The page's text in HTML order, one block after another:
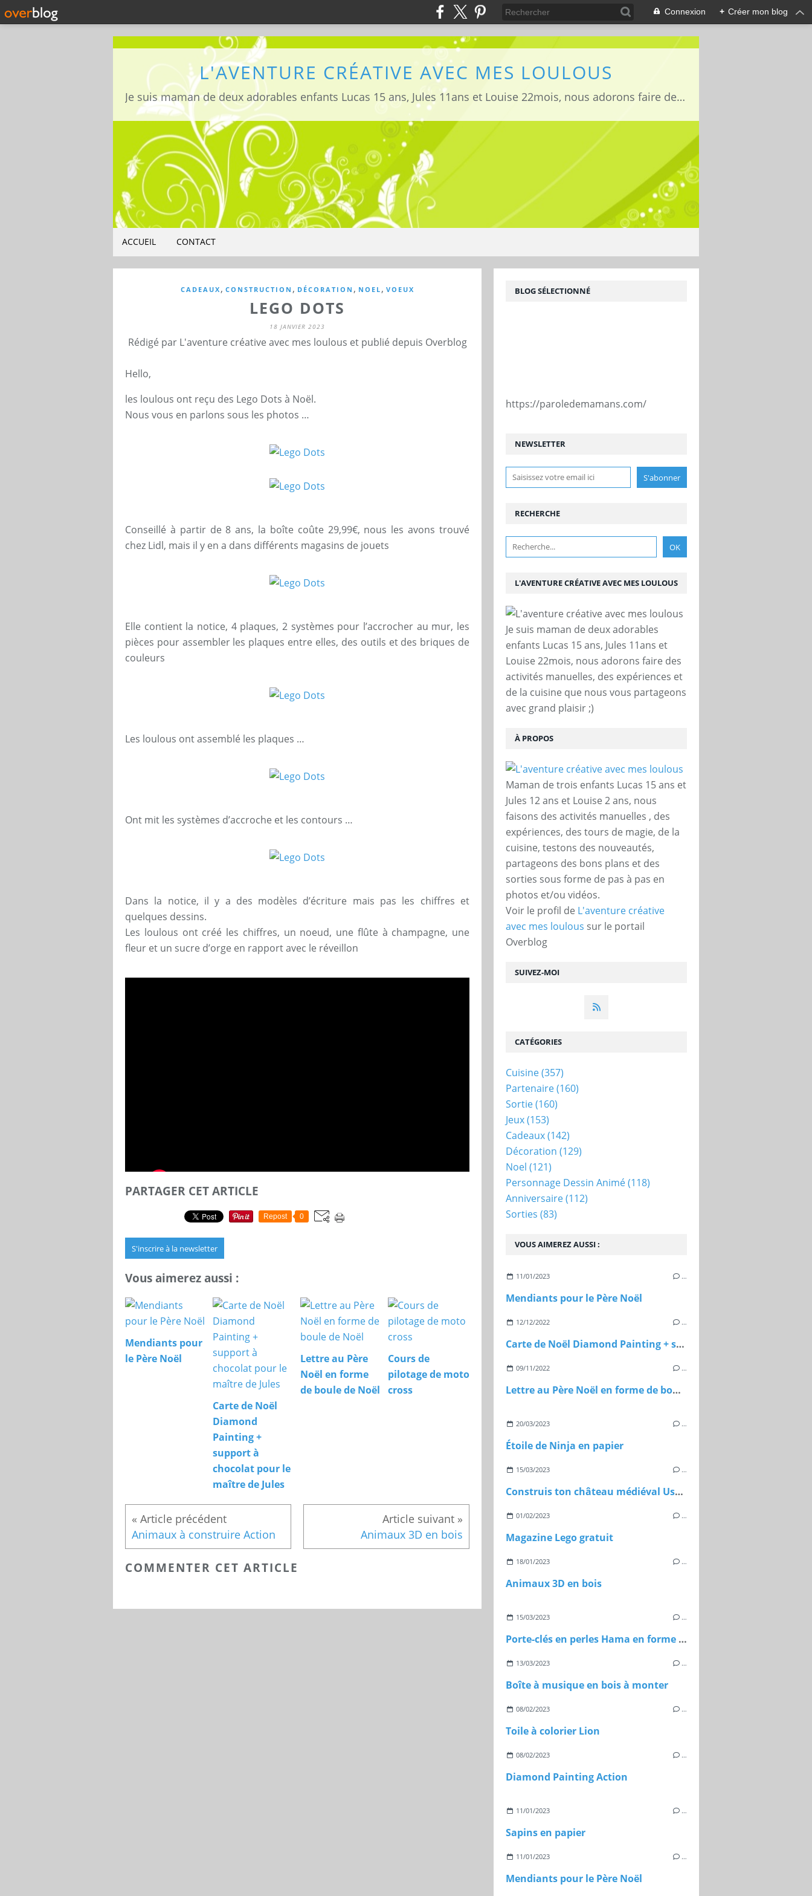
Connexion + Créer mon blog
L'AVENTURE CRÉATIVE AVEC MES LOULOUS
Je suis maman de deux adorables enfants Lucas 15 ans, Jules 11ans et Louise 22mois, nous adorons faire des activités manuelles, des expériences et de la cuisine que nous vous partageons avec grand plaisir ;)
ACCUEIL CONTACT
CADEAUX , CONSTRUCTION , DÉCORATION , NOEL , VOEUX
LEGO DOTS
18 JANVIER 2023
Rédigé par L'aventure créative avec mes loulous et publié depuis Overblog
Hello,
les loulous ont reçu des Lego Dots à Noël.
Nous vous en parlons sous les photos …
Conseillé à partir de 8 ans, la boîte coûte 29,99€, nous les avons trouvé
chez Lidl, mais il y en a dans différents magasins de jouets
Elle contient la notice, 4 plaques, 2 systèmes pour l’accrocher au mur, les
pièces pour assembler les plaques entre elles, des outils et des briques de
couleurs
Les loulous ont assemblé les plaques …
Ont mit les systèmes d’accroche et les contours …
Dans la notice, il y a des modèles d’écriture mais pas les chiffres et
quelques dessins.
Les loulous ont créé les chiffres, un noeud, une flûte à champagne, une
fleur et un sucre d’orge en rapport avec le réveillon
PARTAGER CET ARTICLE
Repost 0
S'inscrire à la newsletter
Vous aimerez aussi :
Mendiants pour
le Père Noël
Carte de Noël
Diamond
Painting +
support à
chocolat pour le
maître de Jules
Lettre au Père
Noël en forme
de boule de Noël
Cours de
pilotage de moto
cross
Animaux à construire Action Animaux 3D en bois
COMMENTER CET ARTICLE
NEWSLETTER
SUIVEZ-MOI
RECHERCHE
L'AVENTURE CRÉATIVE AVEC MES LOULOUS
Je suis maman de deux adorables
enfants Lucas 15 ans, Jules 11ans et
Louise 22mois, nous adorons faire des
activités manuelles, des expériences et
de la cuisine que nous vous partageons
avec grand plaisir ;)
À PROPOS
Maman de trois enfants Lucas 15 ans et
Jules 12 ans et Louise 2 ans, nous
faisons des activités manuelles , des
expériences, des tours de magie, de la
cuisine, testons des nouveautés,
partageons des bons plans et des
sorties sous forme de pas à pas en
photos et/ou vidéos.
Voir le profil de L'aventure créative
avec mes loulous sur le portail
Overblog
VOUS AIMEREZ AUSSI :
11/01/2023 …
Mendiants pour le Père Noël
12/12/2022 …
Carte de Noël Diamond Painting + support à chocolat pour le maître de Jules
09/11/2022 …
Lettre au Père Noël en forme de boule de Noël
20/03/2023 …
Étoile de Ninja en papier
15/03/2023 …
Construis ton château médiéval Usborne
01/02/2023 …
Magazine Lego gratuit
18/01/2023 …
Animaux 3D en bois
15/03/2023 …
Porte-clés en perles Hama en forme de cibles
13/03/2023 …
Boîte à musique en bois à monter
08/02/2023 …
Toile à colorier Lion
08/02/2023 …
Diamond Painting Action
11/01/2023 …
Sapins en papier
11/01/2023 …
Mendiants pour le Père Noël
CATÉGORIES
Cuisine(357)
Partenaire(160)
Sortie(160)
Jeux(153)
Cadeaux(142)
Décoration (129)
Noel (121)
Personnage Dessin Animé(118)
Anniversaire(112)
Sorties (83)
BLOG SÉLECTIONNÉ
https://paroledemamans.com/